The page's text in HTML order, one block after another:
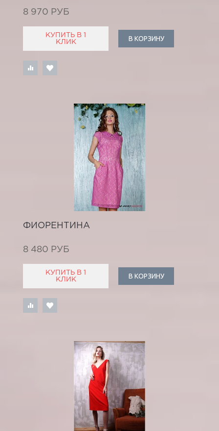
8 970 РУБ
КУПИТЬ В 1
КЛИК
В КОРЗИНУ
ФИОРЕНТИНА
8 480 РУБ
КУПИТЬ В 1
КЛИК
В КОРЗИНУ